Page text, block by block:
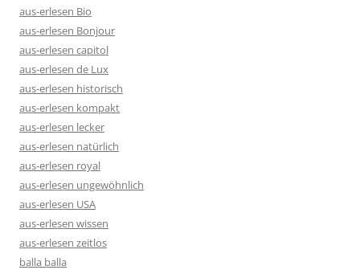
aus-erlesen Bio
aus-erlesen Bonjour
aus-erlesen capitol
aus-erlesen de Lux
aus-erlesen historisch
aus-erlesen kompakt
aus-erlesen lecker
aus-erlesen natürlich
aus-erlesen royal
aus-erlesen ungewöhnlich
aus-erlesen USA
aus-erlesen wissen
aus-erlesen zeitlos
balla balla